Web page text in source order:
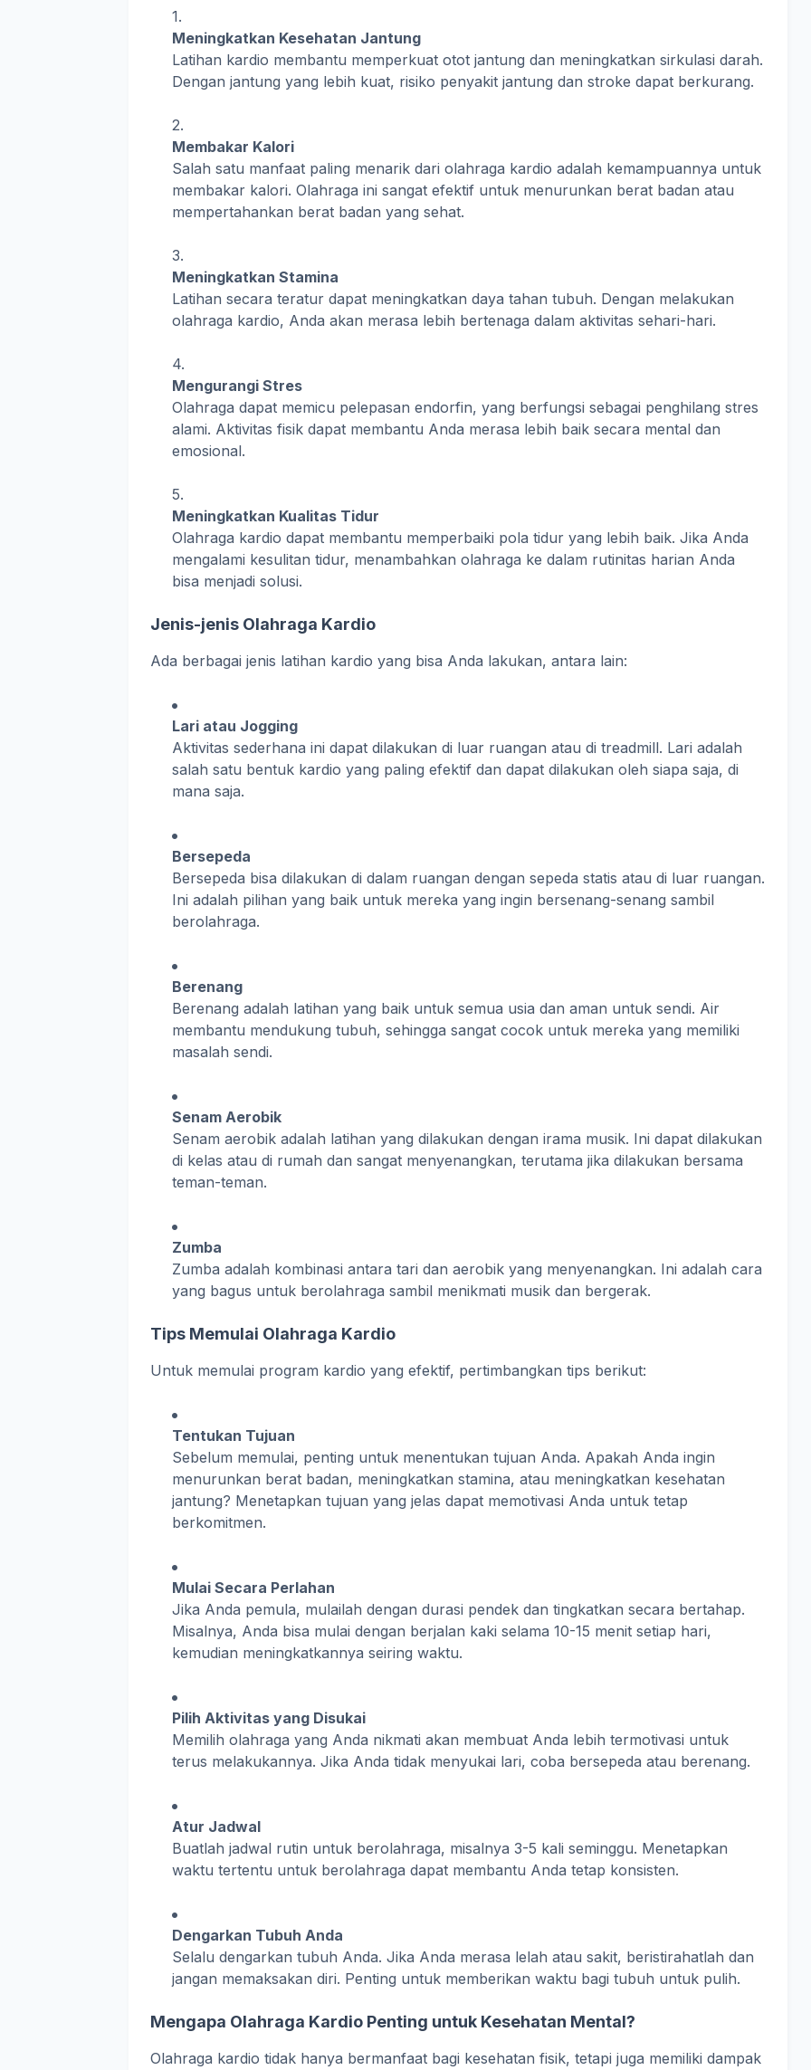
Meningkatkan Kesehatan Jantung
Latihan kardio membantu memperkuat otot jantung dan meningkatkan sirkulasi darah.
Dengan jantung yang lebih kuat, risiko penyakit jantung dan stroke dapat berkurang.
Membakar Kalori
Salah satu manfaat paling menarik dari olahraga kardio adalah kemampuannya untuk
membakar kalori. Olahraga ini sangat efektif untuk menurunkan berat badan atau
mempertahankan berat badan yang sehat.
Meningkatkan Stamina
Latihan secara teratur dapat meningkatkan daya tahan tubuh. Dengan melakukan
olahraga kardio, Anda akan merasa lebih bertenaga dalam aktivitas sehari-hari.
Mengurangi Stres
Olahraga dapat memicu pelepasan endorfin, yang berfungsi sebagai penghilang stres
alami. Aktivitas fisik dapat membantu Anda merasa lebih baik secara mental dan
emosional.
Meningkatkan Kualitas Tidur
Olahraga kardio dapat membantu memperbaiki pola tidur yang lebih baik. Jika Anda
mengalami kesulitan tidur, menambahkan olahraga ke dalam rutinitas harian Anda
bisa menjadi solusi.
Jenis-jenis Olahraga Kardio
Ada berbagai jenis latihan kardio yang bisa Anda lakukan, antara lain:
Lari atau Jogging
Aktivitas sederhana ini dapat dilakukan di luar ruangan atau di treadmill. Lari adalah
salah satu bentuk kardio yang paling efektif dan dapat dilakukan oleh siapa saja, di
mana saja.
Bersepeda
Bersepeda bisa dilakukan di dalam ruangan dengan sepeda statis atau di luar ruangan.
Ini adalah pilihan yang baik untuk mereka yang ingin bersenang-senang sambil
berolahraga.
Berenang
Berenang adalah latihan yang baik untuk semua usia dan aman untuk sendi. Air
membantu mendukung tubuh, sehingga sangat cocok untuk mereka yang memiliki
masalah sendi.
Senam Aerobik
Senam aerobik adalah latihan yang dilakukan dengan irama musik. Ini dapat dilakukan
di kelas atau di rumah dan sangat menyenangkan, terutama jika dilakukan bersama
teman-teman.
Zumba
Zumba adalah kombinasi antara tari dan aerobik yang menyenangkan. Ini adalah cara
yang bagus untuk berolahraga sambil menikmati musik dan bergerak.
Tips Memulai Olahraga Kardio
Untuk memulai program kardio yang efektif, pertimbangkan tips berikut:
Tentukan Tujuan
Sebelum memulai, penting untuk menentukan tujuan Anda. Apakah Anda ingin
menurunkan berat badan, meningkatkan stamina, atau meningkatkan kesehatan
jantung? Menetapkan tujuan yang jelas dapat memotivasi Anda untuk tetap
berkomitmen.
Mulai Secara Perlahan
Jika Anda pemula, mulailah dengan durasi pendek dan tingkatkan secara bertahap.
Misalnya, Anda bisa mulai dengan berjalan kaki selama 10-15 menit setiap hari,
kemudian meningkatkannya seiring waktu.
Pilih Aktivitas yang Disukai
Memilih olahraga yang Anda nikmati akan membuat Anda lebih termotivasi untuk
terus melakukannya. Jika Anda tidak menyukai lari, coba bersepeda atau berenang.
Atur Jadwal
Buatlah jadwal rutin untuk berolahraga, misalnya 3-5 kali seminggu. Menetapkan
waktu tertentu untuk berolahraga dapat membantu Anda tetap konsisten.
Dengarkan Tubuh Anda
Selalu dengarkan tubuh Anda. Jika Anda merasa lelah atau sakit, beristirahatlah dan
jangan memaksakan diri. Penting untuk memberikan waktu bagi tubuh untuk pulih.
Mengapa Olahraga Kardio Penting untuk Kesehatan Mental?
Olahraga kardio tidak hanya bermanfaat bagi kesehatan fisik, tetapi juga memiliki dampak